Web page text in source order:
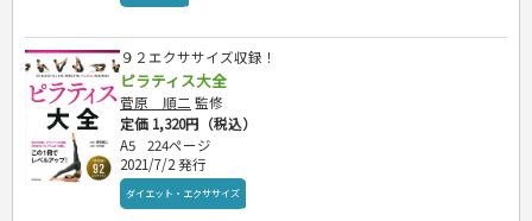
９２エクササイズ収録！
ピラティス大全
菅原 順二 監修
定価 1,320円（税込）
A5
224ページ
2021/7/2 発行
ダイエット・エクササイズ